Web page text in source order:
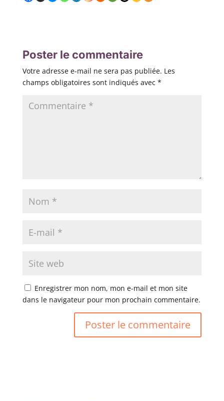
Poster le commentaire
Votre adresse e-mail ne sera pas publiée. Les
champs obligatoires sont indiqués avec *
Enregistrer mon nom, mon e-mail et mon site
dans le navigateur pour mon prochain commentaire.